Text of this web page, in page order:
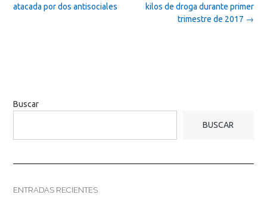
navigation
kilos de droga durante primer
trimestre de 2017 →
atacada por dos antisociales
Buscar
BUSCAR
ENTRADAS RECIENTES